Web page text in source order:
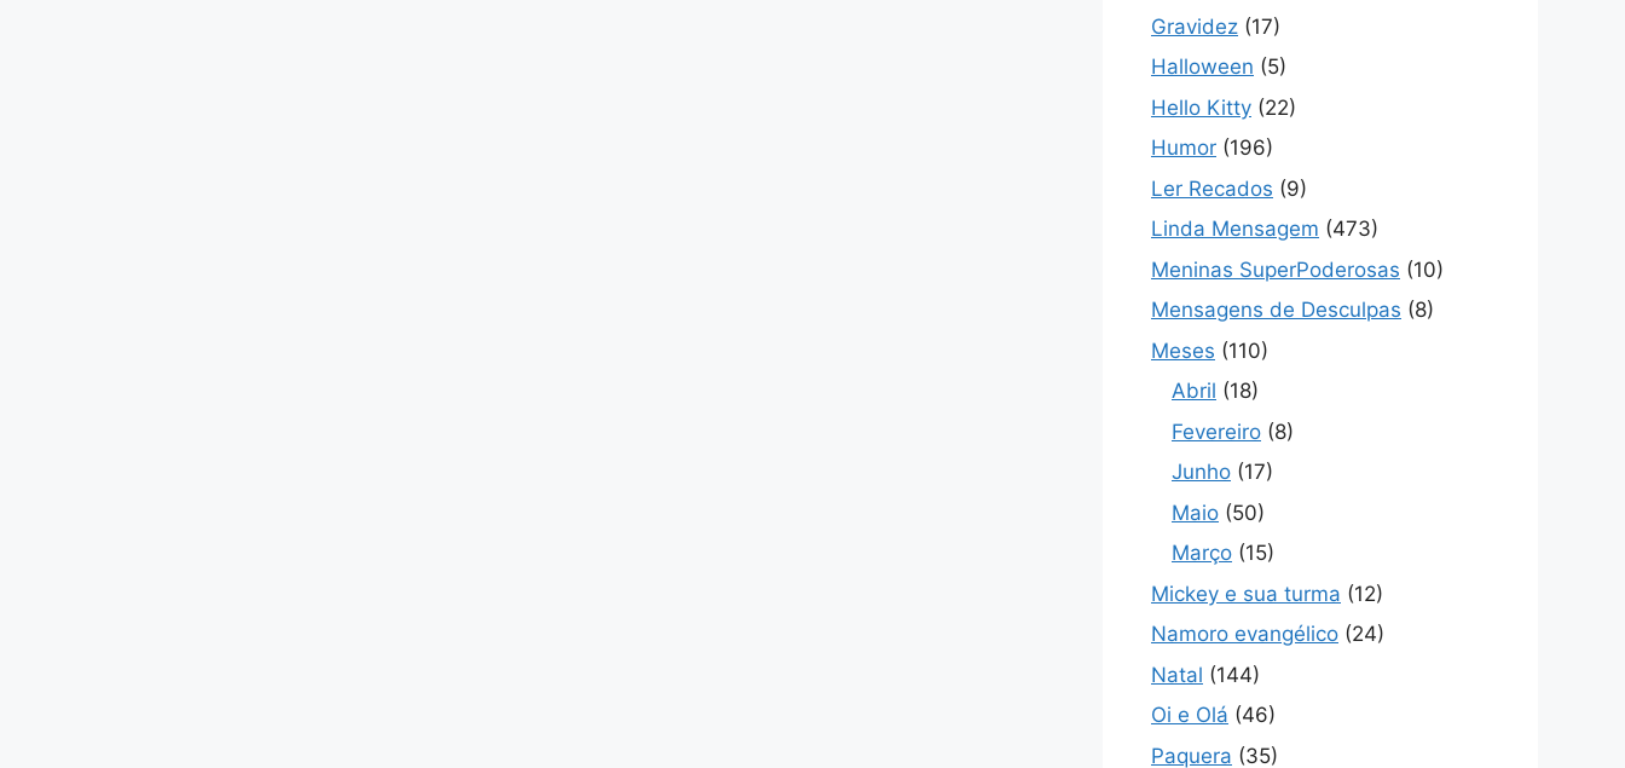
Gravidez (17)
Halloween (5)
Hello Kitty (22)
Humor (196)
Ler Recados (9)
Linda Mensagem (473)
Meninas SuperPoderosas (10)
Mensagens de Desculpas (8)
Meses (110)
Abril (18)
Fevereiro (8)
Junho (17)
Maio (50)
Março (15)
Mickey e sua turma (12)
Namoro evangélico (24)
Natal (144)
Oi e Olá (46)
Paquera (35)